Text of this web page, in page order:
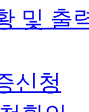
및 출
신청